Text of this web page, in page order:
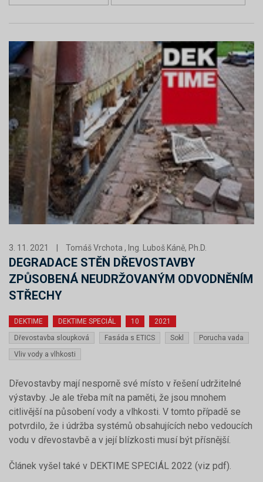
3. 11. 2021 Tomáš Vrchota , Ing. Luboš Káně, Ph.D.
DEGRADACE STĚN DŘEVOSTAVBY
ZPŮSOBENÁ NEUDRŽOVANÝM ODVODNĚNÍM
STŘECHY
DEKTIME DEKTIME SPECIÁL 10
2021
Dřevostavba sloupková
Fasáda s ETICS Sokl
Porucha vada
Vliv vody a vlhkosti
Dřevostavby mají nesporně své místo v řešení udržitelné
výstavby. Je ale třeba mít na paměti, že jsou mnohem
citlivější na působení vody a vlhkosti. V tomto případě se
potvrdilo, že i údržba systémů obsahujících nebo vedoucích
vodu v dřevostavbě a v její blízkosti musí být přísnější.
Článek vyšel také v DEKTIME SPECIÁL 2022 (viz pdf).